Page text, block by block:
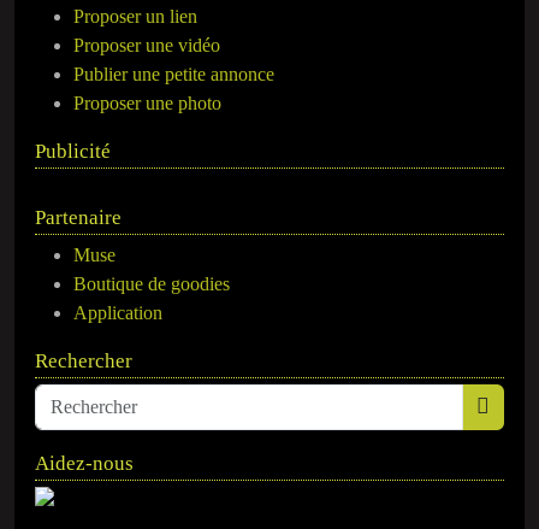
Proposer un lien
Proposer une vidéo
Publier une petite annonce
Proposer une photo
Publicité
Partenaire
Muse
Boutique de goodies
Application
Rechercher
Aidez-nous